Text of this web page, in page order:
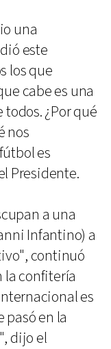
una
este
los que
cabe es una
¿Por qué
nos
es
Presidente.
a una
Infantino) a
continuó
la confitería
es
pasó en la
dijo el